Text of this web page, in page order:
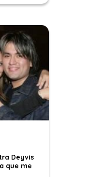
Deyvis
que me